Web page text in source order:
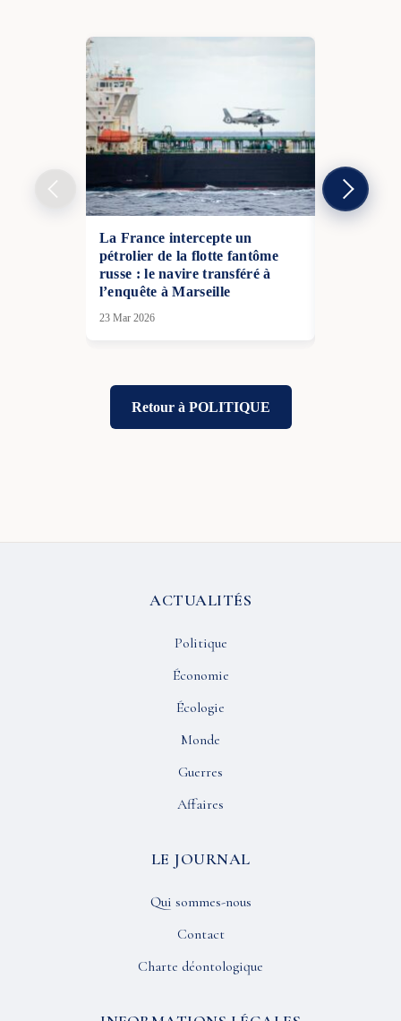
La France intercepte un
pétrolier de la flotte fantôme
russe : le navire transféré à
l’enquête à Marseille
23 Mar 2026
Retour à POLITIQUE
ACTUALITÉS
Politique
Économie
Écologie
Monde
Guerres
Affaires
LE JOURNAL
Qui sommes-nous
Contact
Charte déontologique